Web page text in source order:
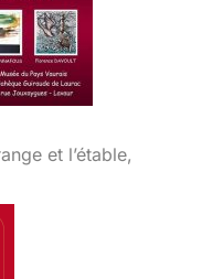
et l’étable,